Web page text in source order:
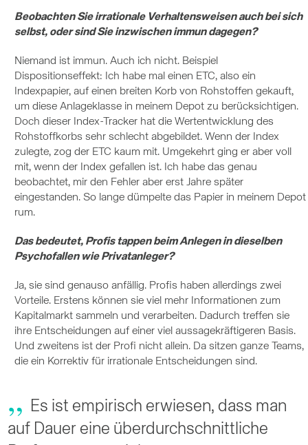
Beobachten Sie irrationale Verhaltensweisen auch bei sich
selbst, oder sind Sie inzwischen immun dagegen?
Niemand ist immun. Auch ich nicht. Beispiel
Dispositionseffekt: Ich habe mal einen ETC, also ein
Indexpapier, auf einen breiten Korb von Rohstoffen gekauft,
um diese Anlageklasse in meinem Depot zu berücksichtigen.
Doch dieser Index-Tracker hat die Wertentwicklung des
Rohstoffkorbs sehr schlecht abgebildet. Wenn der Index
zulegte, zog der ETC kaum mit. Umgekehrt ging er aber voll
mit, wenn der Index gefallen ist. Ich habe das genau
beobachtet, mir den Fehler aber erst Jahre später
eingestanden. So lange dümpelte das Papier in meinem Depot
rum.
Das bedeutet, Profis tappen beim Anlegen in dieselben
Psychofallen wie Privatanleger?
Ja, sie sind genauso anfällig. Profis haben allerdings zwei
Vorteile. Erstens können sie viel mehr Informationen zum
Kapitalmarkt sammeln und verarbeiten. Dadurch treffen sie
ihre Entscheidungen auf einer viel aussagekräftigeren Basis.
Und zweitens ist der Profi nicht allein. Da sitzen ganze Teams,
die ein Korrektiv für irrationale Entscheidungen sind.
Es ist empirisch erwiesen, dass man
auf Dauer eine überdurchschnittliche